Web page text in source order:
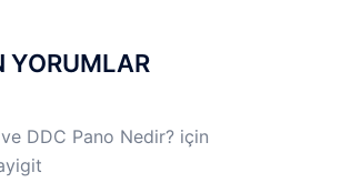
YORUMLAR
DDC Pano Nedir?için